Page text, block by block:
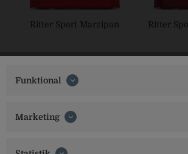
Ritter Sport Marzipan
Ritter
Funktional
Marketing